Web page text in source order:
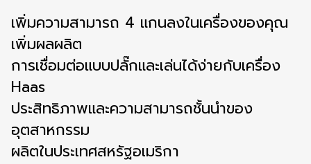
เพิ่มความสามารถ 4 แกนลงในเครื่องของคุณ
เพิ่มผลผลิต
การเชื่อมต่อแบบปลั๊กและเล่นได้ง่ายกับเครื่อง
Haas
ประสิทธิภาพและความสามารถชั้นนำของ
อุตสาหกรรม
ผลิตในประเทศสหรัฐอเมริกา